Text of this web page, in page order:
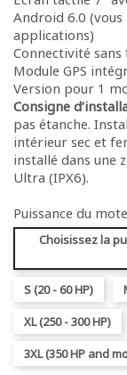
Android 6.0
applications)
Connectivité
Module GPS
Version pour 1
Consigne
pas étanche.
intérieur sec et
installé dans une
Ultra (IPX6).
Puissance du
Choisissez la
S (20 - 60 HP)
XL (250 - 300 HP)
3XL (350 HP and